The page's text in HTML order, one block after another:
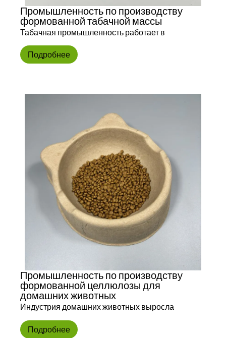
Промышленность по производству
формованной табачной массы
Табачная промышленность работает в
Подробнее
Промышленность по производству
формованной целлюлозы для
домашних животных
Индустрия домашних животных выросла
Подробнее